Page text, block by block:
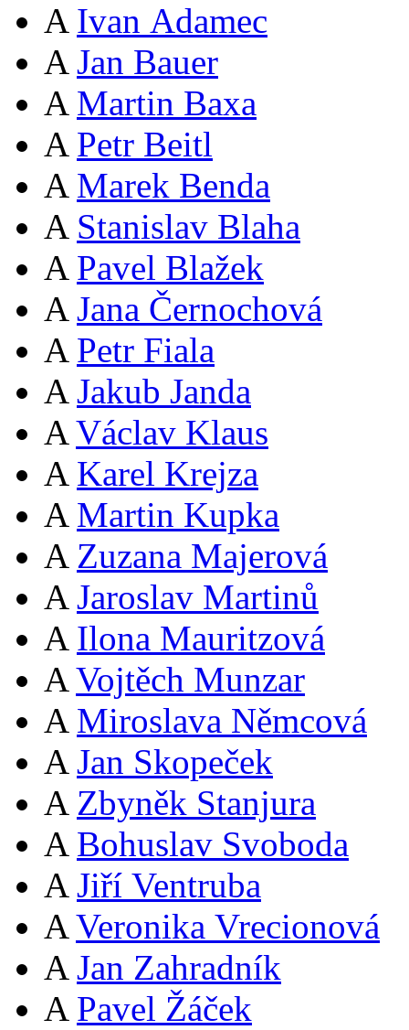
A Ivan Adamec
A Jan Bauer
A Martin Baxa
A Petr Beitl
A Marek Benda
A Stanislav Blaha
A Pavel Blažek
A Jana Černochová
A Petr Fiala
A Jakub Janda
A Václav Klaus
A Karel Krejza
A Martin Kupka
A Zuzana Majerová
A Jaroslav Martinů
A Ilona Mauritzová
A Vojtěch Munzar
A Miroslava Němcová
A Jan Skopeček
A Zbyněk Stanjura
A Bohuslav Svoboda
A Jiří Ventruba
A Veronika Vrecionová
A Jan Zahradník
A Pavel Žáček